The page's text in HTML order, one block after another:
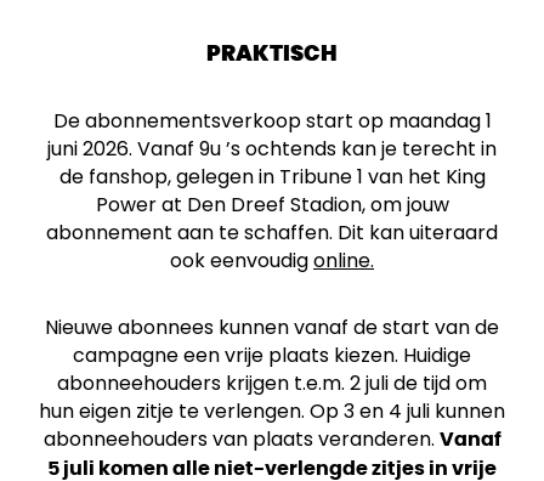
PRAKTISCH
De abonnementsverkoop start op maandag 1
juni 2026. Vanaf 9u ’s ochtends kan je terecht in
de fanshop, gelegen in Tribune 1 van het King
Power at Den Dreef Stadion, om jouw
abonnement aan te schaffen. Dit kan uiteraard
ook eenvoudigonline.
Nieuwe abonnees kunnen vanaf de start van de
campagne een vrije plaats kiezen. Huidige
abonneehouders krijgen t.e.m. 2 juli de tijd om
hun eigen zitje te verlengen. Op 3 en 4 juli kunnen
abonneehouders van plaats veranderen. Vanaf
5 juli komen alle niet-verlengde zitjes in vrije